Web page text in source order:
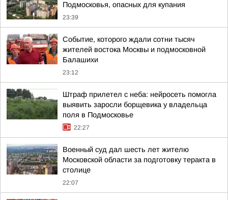
Подмосковья, опасных для купания
23:39
Событие, которого ждали сотни тысяч
жителей востока Москвы и подмосковной
Балашихи
23:12
Штраф прилетел с неба: нейросеть помогла
выявить заросли борщевика у владельца
поля в Подмосковье
22:27
Военный суд дал шесть лет жителю
Московской области за подготовку теракта в
столице
22:07